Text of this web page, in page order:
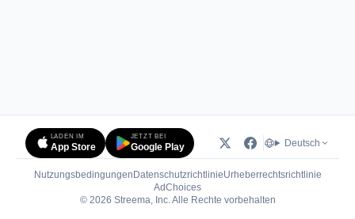
LADEN IM
App Store
JETZT BEI
Google Play Deutsch
Nutzungsbedingungen DatenschutzrichtlinieUrheberrechtsrichtlinie
AdChoices(öffnet in neuem Tab)
© 2026 Streema, Inc. Alle Rechte vorbehalten